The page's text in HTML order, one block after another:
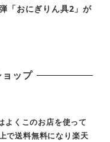
「おにぎりん具2」が
ップ
よくこのお店を使って
で送料無料になり楽天